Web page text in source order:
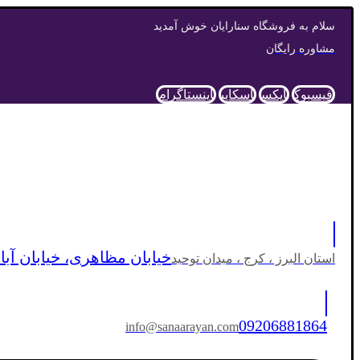
سلام به فروشگاه سنارایان خوش آمدید
مشاوره رایگان
فیسبوک ایکس اسکایپ اینستاگرام
استان البرز ، کرج ، میدان توحیدخیابان مظاهری، خیابان
info@sanaarayan.com09206881864